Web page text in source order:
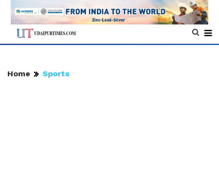
Home Sports